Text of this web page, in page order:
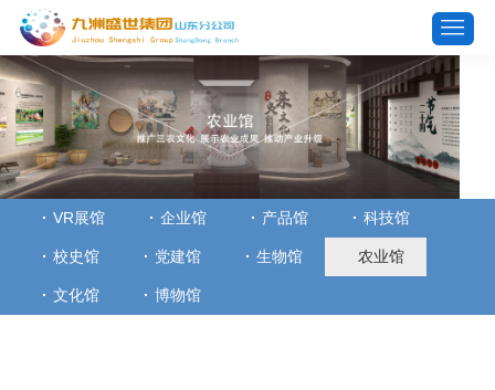
VR展馆 企业馆 产品馆 科技馆
校史馆 党建馆 生物馆 农业馆
文化馆 博物馆